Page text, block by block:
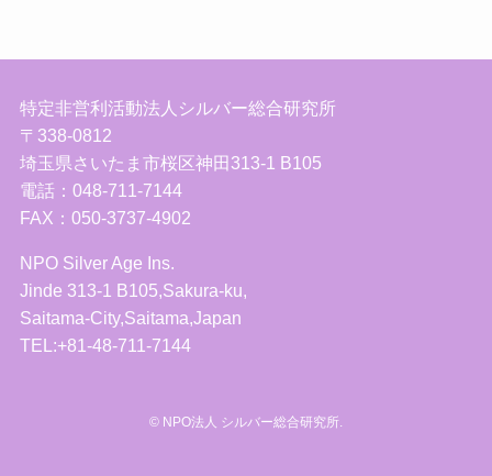
特定非営利活動法人シルバー総合研究所
〒338-0812
埼玉県さいたま市桜区神田313-1 B105
電話：048-711-7144
FAX：050-3737-4902
NPO Silver Age Ins.
Jinde 313-1 B105,Sakura-ku,
Saitama-City,Saitama,Japan
TEL:+81-48-711-7144
© NPO法人 シルバー総合研究所.